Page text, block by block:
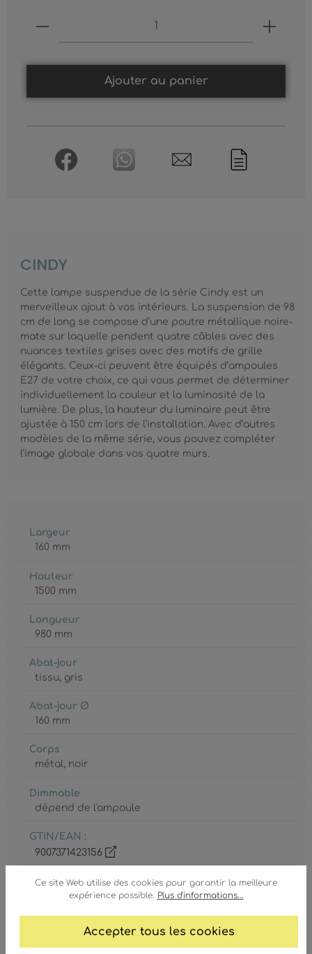
Ce site Web utilise des cookies pour garantir la meilleure
expérience possible. Plus d'informations...
Accepter tous les cookies
Produkt Anzahl: Gib den
Ajouter au panier
CINDY
Cette lampe suspendue de la série Cindy est un
merveilleux ajout à vos intérieurs. La suspension de 98
cm de long se compose d’une poutre métallique noire-
mate sur laquelle pendent quatre câbles avec des
nuances textiles grises avec des motifs de grille
élégants. Ceux-ci peuvent être équipés d’ampoules
E27 de votre choix, ce qui vous permet de déterminer
individuellement la couleur et la luminosité de la
lumière. De plus, la hauteur du luminaire peut être
ajustée à 150 cm lors de l’installation. Avec d’autres
modèles de la même série, vous pouvez compléter
l’image globale dans vos quatre murs.
Largeur
160 mm
Hauteur
1500 mm
Longueur
980 mm
Abat-jour
tissu, gris
Abat-jour Ø
160 mm
Corps
métal, noir
Dimmable
dépend de l'ampoule
GTIN/EAN :
9007371423156
Ampoule inclue